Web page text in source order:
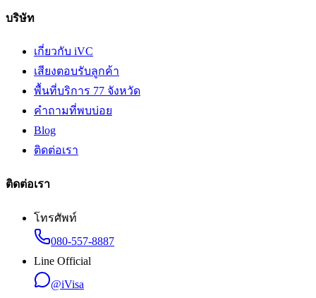
บริษัท
เกี่ยวกับ iVC
เสียงตอบรับลูกค้า
พื้นที่บริการ 77 จังหวัด
คำถามที่พบบ่อย
Blog
ติดต่อเรา
ติดต่อเรา
โทรศัพท์
080-557-8887
Line Official
@iVisa